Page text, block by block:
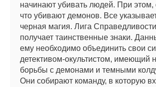
начинают убивать людей. При
что убивают демонов. Все
черная магия. Лига
получает таинственные знаки.
ему необходимо объединить свои
детективом-окультистом, имеющий
борьбы с демонами и темными
Они собирают команду, в которую